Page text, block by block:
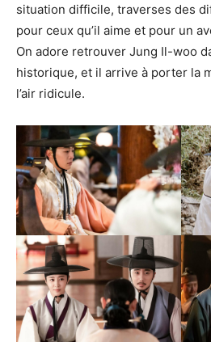
situation difficile, traverses des
pour ceux qu’il aime et pour un
On adore retrouver Jung Il-woo
historique, et il arrive à porter la
l’air ridicule.